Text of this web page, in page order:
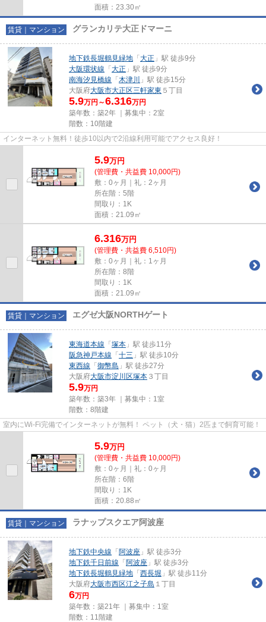
面積：23.30㎡
賃貸｜マンション グランカリテ大正ドマーニ
地下鉄長堀鶴見緑地 「 大正 」駅 徒歩9分
大阪環状線 「 大正 」駅 徒歩9分
南海汐見橋線 「 木津川
」駅 徒歩15分
大阪府大阪市大正区三軒家東 ５丁目
5.9万円～6.316万円
築年数：築2年 ｜募集中： 2室
階数：10階建
インターネット無料！徒歩10以内で2沿線利用可能でアクセス良好！
5.9万円
(管理費・共益費 10,000円)
敷：0ヶ月｜礼：2ヶ月
所在階：5階
間取り：1K
面積：21.09㎡
6.316万円
(管理費・共益費 6,510円)
敷：0ヶ月｜礼：1ヶ月
所在階：8階
間取り：1K
面積：21.09㎡
賃貸｜マンション エグゼ大阪NORTHゲート
東海道本線 「 塚本 」駅 徒歩11分
阪急神戸本線 「 十三 」駅 徒歩10分
東西線 「 御幣島 」駅 徒歩27分
大阪府大阪市淀川区塚本 ３丁目
5.9万円
築年数：築3年 ｜募集中： 1室
階数：8階建
室内にWi-Fi完備でインターネットが無料！ ペット（犬・猫）2匹まで飼育可能！
5.9万円
(管理費・共益費 10,000円)
敷：0ヶ月｜礼：0ヶ月
所在階：6階
間取り：1K
面積：20.88㎡
賃貸｜マンション ラナップスクエア阿波座
地下鉄中央線 「 阿波座 」駅 徒歩3分
地下鉄千日前線 「 阿波座 」駅 徒歩3分
地下鉄長堀鶴見緑地 「 西長堀 」駅 徒歩11分
大阪府大阪市西区江之子島 １丁目
6万円
築年数：築21年 ｜募集中： 1室
階数：11階建